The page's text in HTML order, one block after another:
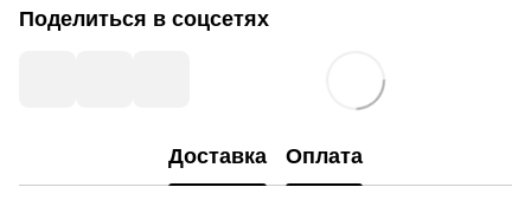
Поделиться в соцсетях
Доставка Оплата